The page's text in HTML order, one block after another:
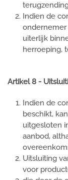
Indien de
ondernemer
uiterlijk
herroeping,
Artikel 8 -
Indien de
beschikt,
uitgesloten
aanbod,
Uitsluiting
voor